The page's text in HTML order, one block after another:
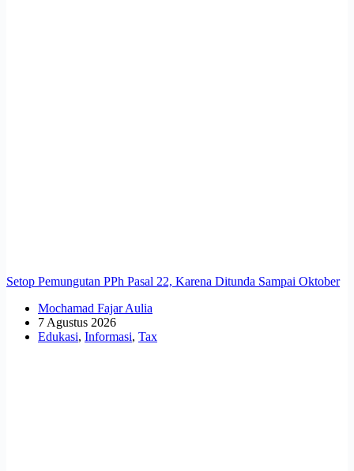
Setop Pemungutan PPh Pasal 22, Karena Ditunda Sampai Oktober
Mochamad Fajar Aulia
7 Agustus 2026
Edukasi, Informasi, Tax